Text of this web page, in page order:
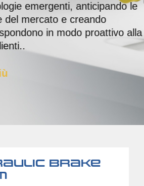
emergenti, anticipando le
mercato ecreando
in modo proattivo alla
BRAKE